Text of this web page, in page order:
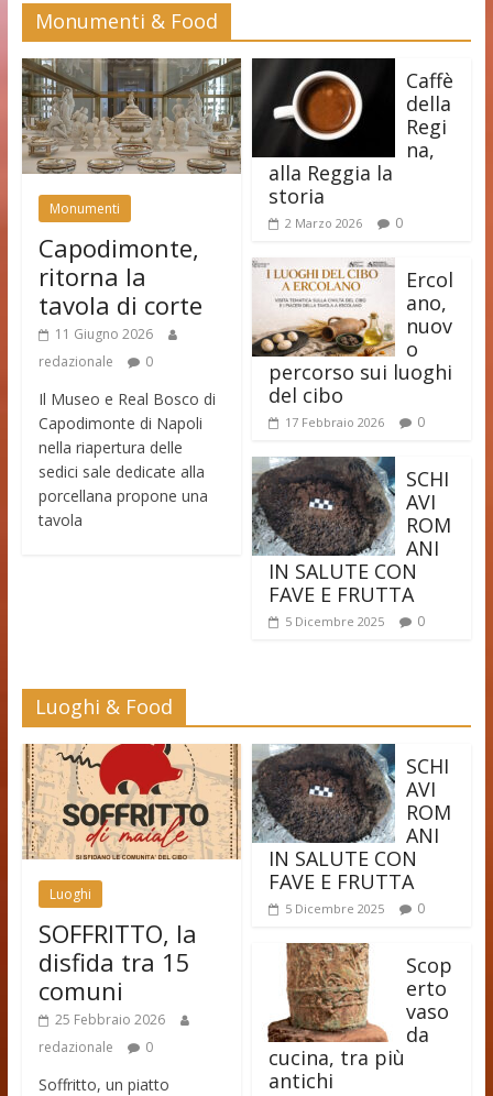
Monumenti & Food
Monumenti
Capodimonte,
ritorna la
tavola di corte
11 Giugno 2026
redazionale
0
Il Museo e Real Bosco di
Capodimonte di Napoli
nella riapertura delle
sedici sale dedicate alla
porcellana propone una
tavola
Caffè
della
Regi
na,
alla Reggia la
storia
2 Marzo 2026 0
Ercol
ano,
nuov
o
percorso sui luoghi
del cibo
17 Febbraio 2026 0
SCHI
AVI
ROM
ANI
IN SALUTE CON
FAVE E FRUTTA
5 Dicembre 2025 0
Luoghi & Food
Luoghi
SOFFRITTO, la
disfida tra 15
comuni
25 Febbraio 2026
redazionale
0
Soffritto, un piatto
SCHI
AVI
ROM
ANI
IN SALUTE CON
FAVE E FRUTTA
5 Dicembre 2025 0
Scop
erto
vaso
da
cucina, tra più
antichi